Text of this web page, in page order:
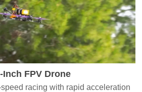
Inch FPV Drone
racing with rapid acceleration